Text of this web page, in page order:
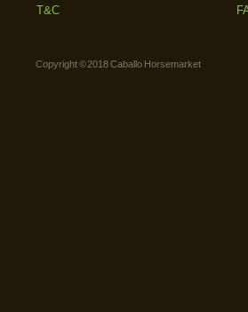
T&C
Copyright © 2018 Caballo Horsemarket